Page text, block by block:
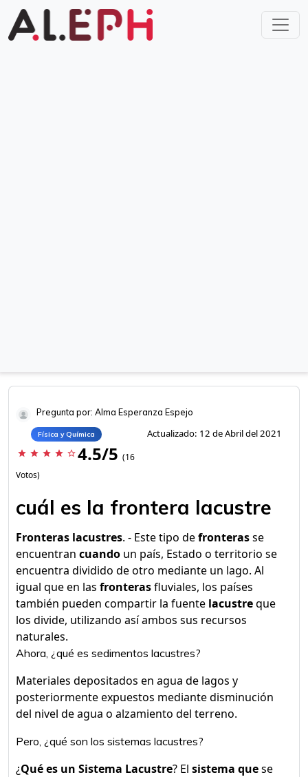
Pregunta por: Alma Esperanza Espejo
Física y Química Actualizado: 12 de Abril del 2021
star star star star star_border 4.5/5 (16
Votos)
cuál es la frontera lacustre
Fronteras lacustres. - Este tipo defronterasse
encuentran cuando un país, Estado o territorio se
encuentra dividido de otro mediante un lago. Al
igual que en las fronterasfluviales, los países
también pueden compartir la fuente lacustreque
los divide, utilizando así ambos sus recursos
naturales.
Ahora, ¿qué es sedimentos lacustres?
Materiales depositados en agua de lagos y
posteriormente expuestos mediante disminución
del nivel de agua o alzamiento del terreno.
Pero, ¿qué son los sistemas lacustres?
¿Qué es un Sistema Lacustre? El sistema quese